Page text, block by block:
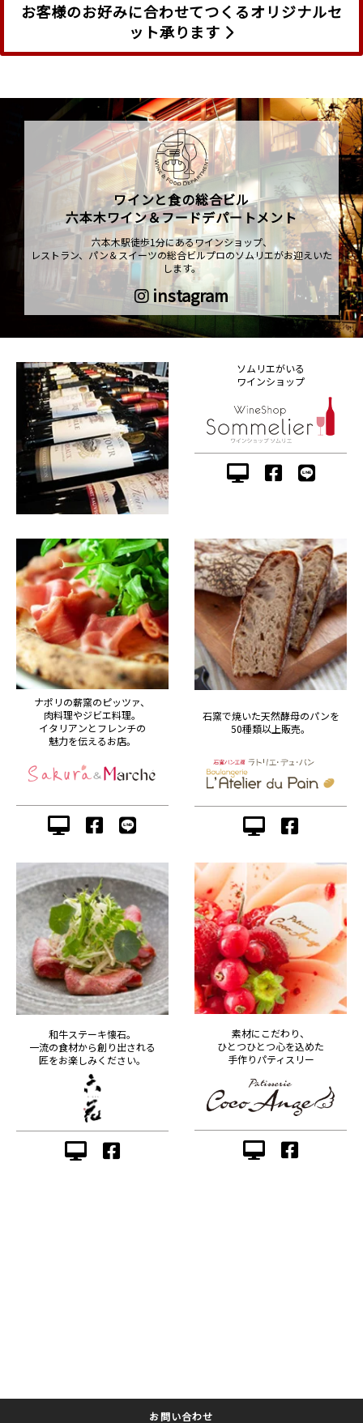
お客様のお好みに合わせてつくるオリジナルセ
ット承ります
ワインと食の総合ビル
六本木ワイン＆フードデパートメント
六本木駅徒歩1分にあるワインショップ、
レストラン、パン＆スイーツの総合ビルプロのソムリエがお迎えいた
します。
instagram
ソムリエがいる
ワインショップ
ナポリの薪窯のピッツァ、
肉料理やジビエ料理。
イタリアンとフレンチの
魅力を伝えるお店。
石窯で焼いた天然酵母のパンを
50種類以上販売。
和牛ステーキ懐石。
一流の食材から創り出される
匠をお楽しみください。
素材にこだわり、
ひとつひとつ心を込めた
手作りパティスリー
お問い合わせ